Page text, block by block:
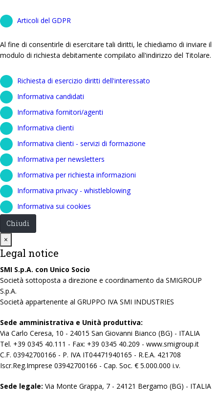
Articoli del GDPR
Al fine di consentirle di esercitare tali diritti, le chiediamo di inviare il
modulo di richiesta debitamente compilato all'indirizzo del Titolare.
Richiesta di esercizio diritti dell'interessato
Informativa candidati
Informativa fornitori/agenti
Informativa clienti
Informativa clienti - servizi di formazione
Informativa per newsletters
Informativa per richiesta informazioni
Informativa privacy - whistleblowing
Informativa sui cookies
Chiudi
×
Legal notice
SMI S.p.A. con Unico Socio
Società sottoposta a direzione e coordinamento da SMIGROUP
S.p.A.
Società appartenente al GRUPPO IVA SMI INDUSTRIES
Sede amministrativa e Unità produttiva:
Via Carlo Ceresa, 10 - 24015 San Giovanni Bianco (BG) - ITALIA
Tel. +39 0345 40.111 - Fax: +39 0345 40.209 - www.smigroup.it
C.F. 03942700166 - P. IVA IT04471940165 - R.E.A. 421708
Iscr.Reg.Imprese 03942700166 - Cap. Soc. € 5.000.000 i.v.
Sede legale: Via Monte Grappa, 7 - 24121 Bergamo (BG) - ITALIA